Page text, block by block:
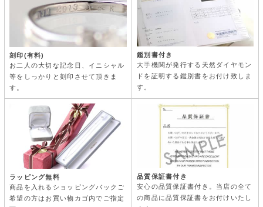
刻印(有料)
お二人の大切な記念日、イニシャル
等をしっかりと刻印させて頂きま
す。
鑑別書付き
大手機関が発行する天然ダイヤモン
ドを証明する鑑別書をお付け致しま
す。
ラッピング無料
商品を入れるショッピングバックご
希望の方はお買い物カゴ内でご指定
品質保証書付き
安心の品質保証書付き。当店の全て
の商品に品質保証書をお付けいたし